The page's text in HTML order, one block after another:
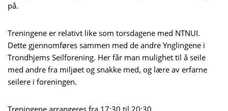
på.
Treningene er relativt like som torsdagene med NTNUI.
Dette gjennomføres sammen med de andre Ynglingene i
Trondhjems Seilforening. Her får man mulighet til å seile
med andre fra miljøet og snakke med, og lære av erfarne
seilere i foreningen.
Treningene arrangeres fra 17:30 til 20:30.